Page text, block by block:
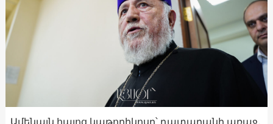
Ամենայն հայոց կաթողիկոսը՝ դատարանի առաջ․